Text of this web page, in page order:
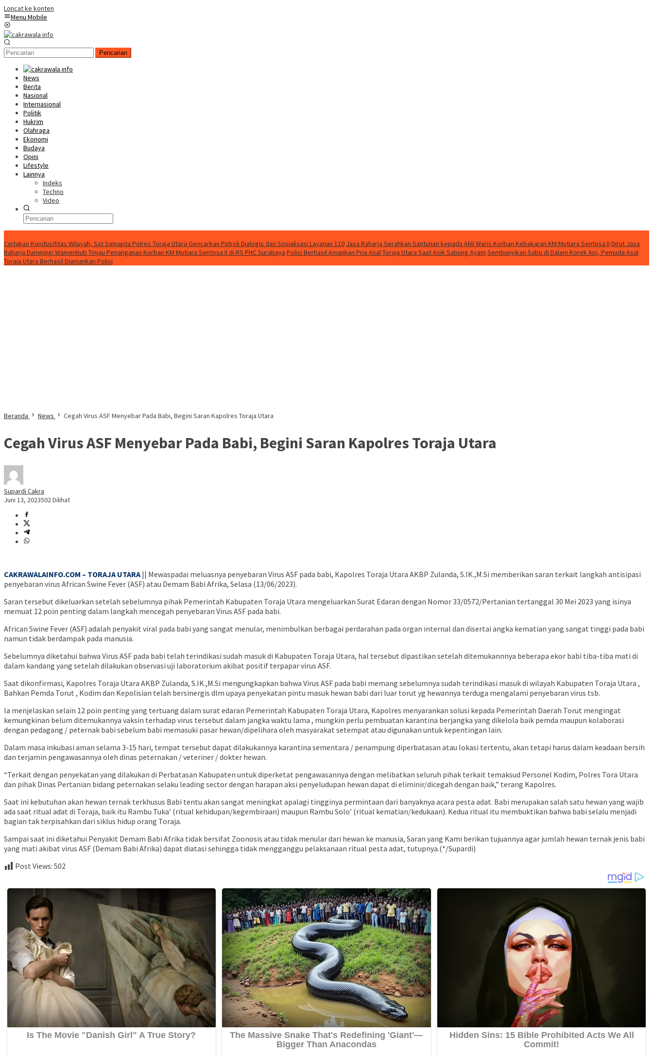
Loncat ke konten
Menu Mobile
Pencarian
News
Berita
Nasional
Internasional
Politik
Hukrim
Olahraga
Ekonomi
Budaya
Opini
Lifestyle
Lainnya
Indeks
Techno
Video
Ciptakan Kondusifitas Wilayah, Sat Samapta Polres Toraja Utara Gencarkan Patroli Dialogis dan Sosialisasi Layanan 110 Jasa Raharja Serahkan Santunan kepada Ahli Waris Korban Kebakaran KM Mutiara Sentosa II Dirut Jasa
Raharja Dampingi Wamenhub Tinjau Penanganan Korban KM Mutiara Sentosa II di RS PHC Surabaya Polisi Berhasil Amankan Pria Asal Toraja Utara Saat Asik Sabung Ayam Sembunyikan Sabu di Dalam Korek Api, Pemuda Asal
Toraja Utara Berhasil Diamankan Polisi
Beranda News Cegah Virus ASF Menyebar Pada Babi, Begini Saran Kapolres Toraja Utara
Cegah Virus ASF Menyebar Pada Babi, Begini Saran Kapolres Toraja Utara
Supardi Cakra
Juni 13, 2023502 Dilihat
CAKRAWALAINFO.COM – TORAJA UTARA|| Mewaspadai meluasnya penyebaran Virus ASF pada babi, Kapolres Toraja Utara AKBP Zulanda, S.IK.,M.Si memberikan saran terkait langkah antisipasi
penyebaran virus African Swine Fever (ASF) atau Demam Babi Afrika, Selasa (13/06/2023).
Saran tersebut dikeluarkan setelah sebelumnya pihak Pemerintah Kabupaten Toraja Utara mengeluarkan Surat Edaran dengan Nomor 33/0572/Pertanian tertanggal 30 Mei 2023 yang isinya
memuat 12 poin penting dalam langkah mencegah penyebaran Virus ASF pada babi.
African Swine Fever (ASF) adalah penyakit viral pada babi yang sangat menular, menimbulkan berbagai perdarahan pada organ internal dan disertai angka kematian yang sangat tinggi pada babi
namun tidak berdampak pada manusia.
Sebelumnya diketahui bahwa Virus ASF pada babi telah terindikasi sudah masuk di Kabupaten Toraja Utara, hal tersebut dipastikan setelah ditemukannnya beberapa ekor babi tiba-tiba mati di
dalam kandang yang setelah dilakukan observasi uji laboratorium akibat positif terpapar virus ASF.
Saat dikonfirmasi, Kapolres Toraja Utara AKBP Zulanda, S.IK.,M.Si mengungkapkan bahwa Virus ASF pada babi memang sebelumnya sudah terindikasi masuk di wilayah Kabupaten Toraja Utara ,
Bahkan Pemda Torut , Kodim dan Kepolisian telah bersinergis dlm upaya penyekatan pintu masuk hewan babi dari luar torut yg hewannya terduga mengalami penyebaran virus tsb.
Ia menjelaskan selain 12 poin penting yang tertuang dalam surat edaran Pemerintah Kabupaten Toraja Utara, Kapolres menyarankan solusi kepada Pemerintah Daerah Torut mengingat
kemungkinan belum ditemukannya vaksin terhadap virus tersebut dalam jangka waktu lama , mungkin perlu pembuatan karantina berjangka yang dikelola baik pemda maupun kolaborasi
dengan pedagang / peternak babi sebelum babi memasuki pasar hewan/dipelihara oleh masyarakat setempat atau digunakan untuk kepentingan lain.
Dalam masa inkubasi aman selama 3-15 hari, tempat tersebut dapat dilakukannya karantina sementara / penampung diperbatasan atau lokasi tertentu, akan tetapi harus dalam keadaan bersih
dan terjamin pengawasannya oleh dinas peternakan / veteriner / dokter hewan.
“Terkait dengan penyekatan yang dilakukan di Perbatasan Kabupaten untuk diperketat pengawasannya dengan melibatkan seluruh pihak terkait temaksud Personel Kodim, Polres Tora Utara
dan pihak Dinas Pertanian bidang peternakan selaku leading sector dengan harapan aksi penyeludupan hewan dapat di eliminir/dicegah dengan baik,” terang Kapolres.
Saat ini kebutuhan akan hewan ternak terkhusus Babi tentu akan sangat meningkat apalagi tingginya permintaan dari banyaknya acara pesta adat. Babi merupakan salah satu hewan yang wajib
ada saat ritual adat di Toraja, baik itu Rambu Tuka’ (ritual kehidupan/kegembiraan) maupun Rambu Solo’ (ritual kematian/kedukaan). Kedua ritual itu membuktikan bahwa babi selalu menjadi
bagian tak terpisahkan dari siklus hidup orang Toraja.
Sampai saat ini diketahui Penyakit Demam Babi Afrika tidak bersifat Zoonosis atau tidak menular dari hewan ke manusia, Saran yang Kami berikan tujuannya agar jumlah hewan ternak jenis babi
yang mati akibat virus ASF (Demam Babi Afrika) dapat diatasi sehingga tidak mengganggu pelaksanaan ritual pesta adat, tutupnya.(*/Supardi)
Post Views: 502